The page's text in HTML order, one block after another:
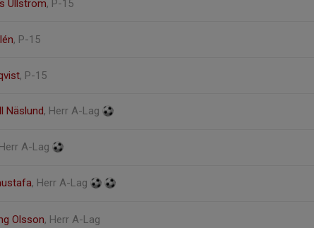
Ullström, P-15
, P-15
, P-15
Näslund, Herr A-Lag
A-Lag
, Herr A-Lag
Olsson, Herr A-Lag